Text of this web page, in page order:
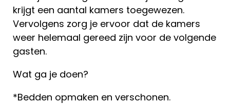
krijgt een aantal kamers toegewezen.
Vervolgens zorg je ervoor dat de kamers
weer helemaal gereed zijn voor de volgende
gasten.
Wat ga je doen?
*Bedden opmaken en verschonen.